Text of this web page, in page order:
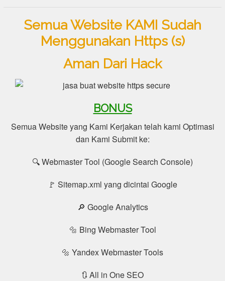
Semua Website KAMI Sudah
Menggunakan Https (s)
Aman Dari Hack
BONUS
Semua Website yang Kami Kerjakan telah kami Optimasi
dan Kami Submit ke:
🔍 Webmaster Tool (Google Search Console)
🚩 Sitemap.xml yang dicintai Google
🔎 Google Analytics
🔩 Bing Webmaster Tool
🔩 Yandex Webmaster Tools
🔃 All in One SEO